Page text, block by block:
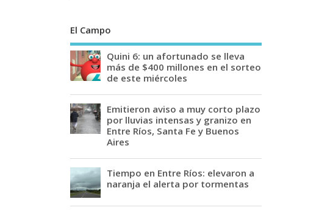
El Campo
Quini 6: un afortunado se lleva
más de $400 millones en el sorteo
de este miércoles
Emitieron aviso a muy corto plazo
por lluvias intensas y granizo en
Entre Ríos, Santa Fe y Buenos
Aires
Tiempo en Entre Ríos: elevaron a
naranja el alerta por tormentas